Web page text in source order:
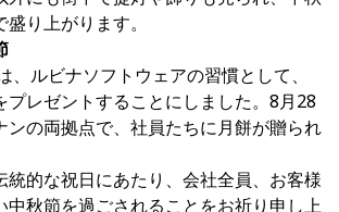
り上がります。
、ルビナソフトウェアの習慣として、
プレゼントすることにしました。8月28
ンの両拠点で、社員たちに月餅が贈られ
統的な祝日にあたり、会社全員、お客様
中秋節を過ごされることをお祈り申し上